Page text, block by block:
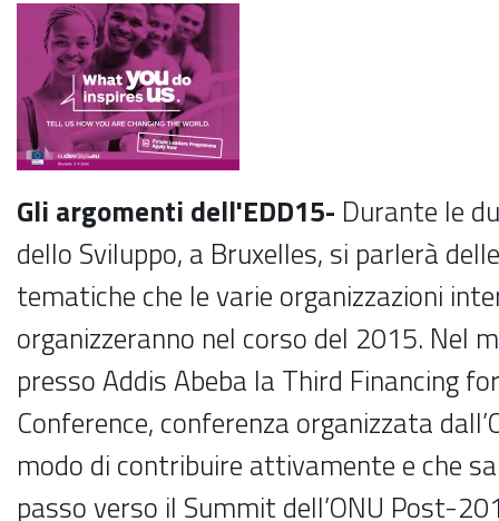
Gli argomenti dell'EDD15- Durante le
dello Sviluppo, a Bruxelles, si parlerà
tematiche che le varie organizzazioni
organizzeranno nel corso del 2015. Nel
presso Addis Abeba la Third Financing
Conference, conferenza organizzata
modo di contribuire attivamente e che
passo verso il Summit dell’ONU Post-